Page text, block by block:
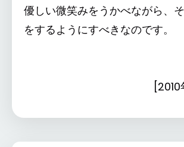
優しい微笑みをうかべながら、
をするようにすべきなのです。
[2010